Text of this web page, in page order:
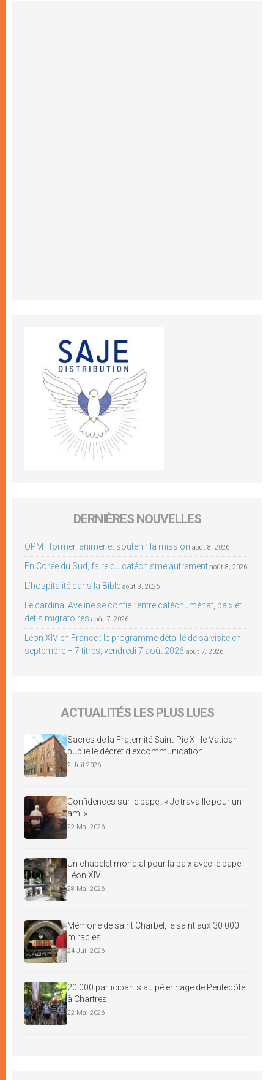
DERNIÈRES NOUVELLES
OPM : former, animer et soutenir la mission août 8, 2026
En Corée du Sud, faire du catéchisme autrement août 8, 2026
L’hospitalité dans la Bible août 8, 2026
Le cardinal Aveline se confie : entre catéchuménat, paix et
défis migratoires août 7, 2026
Léon XIV en France : le programme détaillé de sa visite en
septembre – 7 titres, vendredi 7 août 2026 août 7, 2026
ACTUALITÉS LES PLUS LUES
Sacres de la Fraternité Saint-Pie X : le Vatican
publie le décret d’excommunication
2 Juil 2026
Confidences sur le pape : « Je travaille pour un
ami »
22 Mai 2026
Un chapelet mondial pour la paix avec le pape
Léon XIV
28 Mai 2026
Mémoire de saint Charbel, le saint aux 30 000
miracles
24 Juil 2026
20 000 participants au pèlerinage de Pentecôte
à Chartres
22 Mai 2026